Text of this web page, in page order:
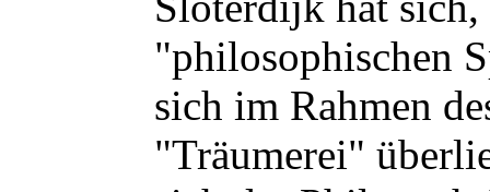
"philosophischen
sich im Rahmen
"Träumerei"